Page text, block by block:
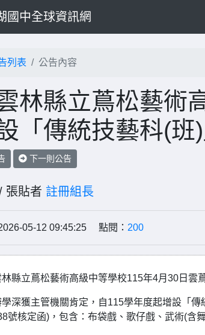
國中全球資訊網
列表 公告內容
林縣立蔦松藝術
「傳統技藝科(班
下一則公告
張貼者 註冊組長
05-12 09:45:25 點閱： 200
縣立蔦松藝術高級中等學校115年4月30日雲
深獲主管機關肯定，自115學年度起增設「
號核定函)，包含：布袋戲、歌仔戲、武術(含